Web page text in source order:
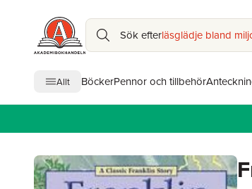
Sök efterläsglädje bland
Allt BöckerPennor och tillbehör